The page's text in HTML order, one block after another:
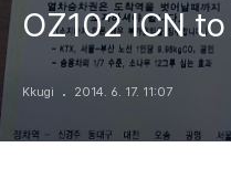
OZ102 ICN to
Kkugi 2014. 6. 17. 11:07